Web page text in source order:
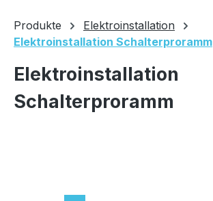
Produkte
Elektroinstallation
Elektroinstallation Schalterproramm
Elektroinstallation
Schalterproramm